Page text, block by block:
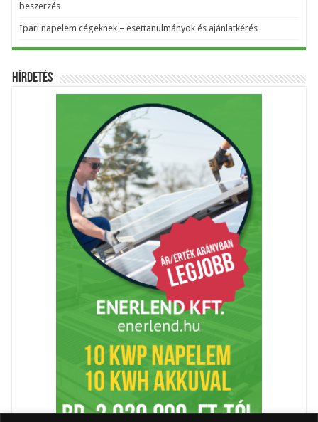
beszerzés
Ipari napelem cégeknek – esettanulmányok és ajánlatkérés
Hírdetés